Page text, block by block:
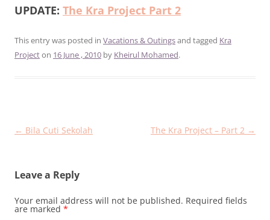
UPDATE: The Kra Project Part 2
This entry was posted in Vacations & Outingsand tagged Kra
Projecton 16 June , 2010 by Kheirul Mohamed.
Post
← Bila Cuti Sekolah The Kra Project – Part 2 →
Leave a Reply
Your email address will not be published. Required fields
are marked *